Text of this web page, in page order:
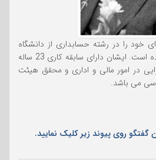
خود را در رشته حسابداری از دانشگاه
علامه طباطبایی دریافت کرده است. ایشان دارای سابقه کاری 23 ساله
در امور مالی و اداری و محقق هیئت
می باشد.
روی پیوند زیر کلیک نمایید.